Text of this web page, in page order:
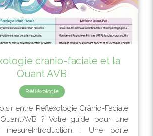
cranio-faciale et la
Quant AVB
Réfléxologie
entre Réflexologie Crânio-Faciale
? Votre guide pour une
mesureIntroduction : Une porte